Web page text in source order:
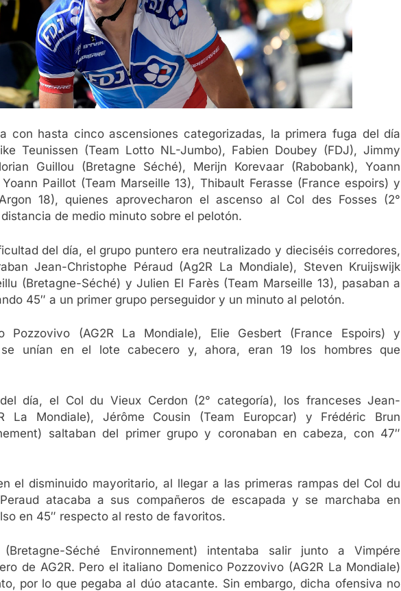
con hasta cinco ascensiones categorizadas, la primera fuga del día
Teunissen (Team Lotto NL-Jumbo), Fabien Doubey (FDJ), Jimmy
Guillou (Bretagne Séché), Merijn Korevaar (Rabobank), Yoann
Paillot (Team Marseille 13), Thibault Ferasse (France espoirs) y
18), quienes aprovecharon el ascenso al Col des Fosses (2°
de medio minuto sobre el pelotón.
del día, el grupo puntero era neutralizado y dieciséis corredores,
Jean-Christophe Péraud (Ag2R La Mondiale), Steven Kruijswijk
(Bretagne-Séché) y Julien El Farès (Team Marseille 13), pasaban a
45″ a un primer grupo perseguidor y un minuto al pelotón.
Pozzovivo (AG2R La Mondiale), Elie Gesbert (France Espoirs) y
se unían en el lote cabecero y, ahora, eran 19 los hombres que
día, el Col du Vieux Cerdon (2° categoría), los franceses Jean-
La Mondiale), Jérôme Cousin (Team Europcar) y Frédéric Brun
saltaban del primer grupo y coronaban en cabeza, con 47″
el disminuido mayoritario, al llegar a las primeras rampas del Col du
atacaba a sus compañeros de escapada y se marchaba en
en 45″ respecto al resto de favoritos.
Séché Environnement) intentaba salir junto a Vimpére
de AG2R. Pero el italiano Domenico Pozzovivo (AG2R La Mondiale)
por lo que pegaba al dúo atacante. Sin embargo, dicha ofensiva no